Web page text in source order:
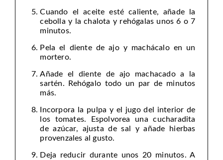
Cuando el aceite esté caliente, añade la
cebolla y la chalota y rehógalas unos 6 o 7
minutos.
Pela el diente de ajo y machácalo en un
mortero.
Añade el diente de ajo machacado a la
sartén. Rehógalo todo un par de minutos
más.
Incorpora la pulpa y el jugo del interior de
los tomates. Espolvorea una cucharadita
de azúcar, ajusta de sal y añade hierbas
provenzales al gusto.
Deja reducir durante unos 20 minutos. A